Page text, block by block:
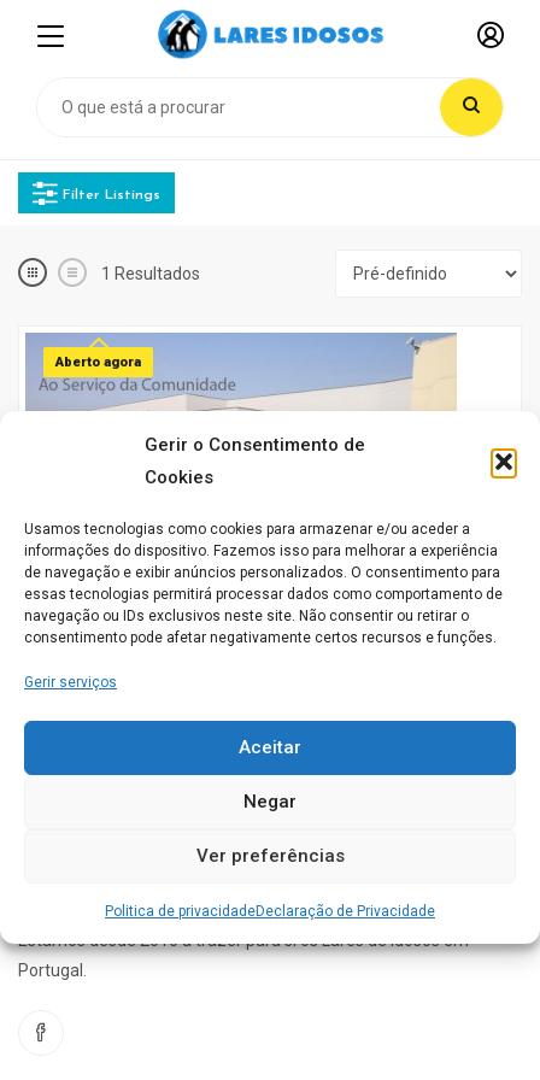
Gerir o Consentimento de
Cookies
Usamos tecnologias como cookies para armazenar e/ou aceder a
informações do dispositivo. Fazemos isso para melhorar a experiência
de navegação e exibir anúncios personalizados. O consentimento para
essas tecnologias permitirá processar dados como comportamento de
navegação ou IDs exclusivos neste site. Não consentir ou retirar o
consentimento pode afetar negativamente certos recursos e funções.
Gerir serviços
Aceitar
Negar
Ver preferências
Politica de privacidadeDeclaração de Privacidade
Filter Listings
1 Resultados
Aberto agora
Centro Social Paroquial Pinheiro da Bemposta
Rua Lugar do Passal Igreja 3720-478 Pinheiro da Bemposta
0 OLIVEIRA DE AZEMÉIS
Estamos desde 2010 a trazer para si os Lares de idosos em
Portugal.